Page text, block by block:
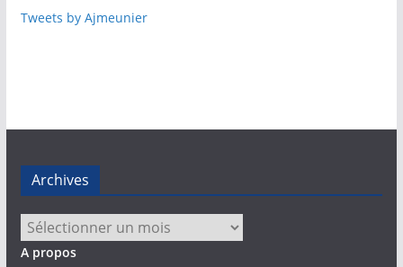
Tweets by Ajmeunier
Archives
Archives
A propos